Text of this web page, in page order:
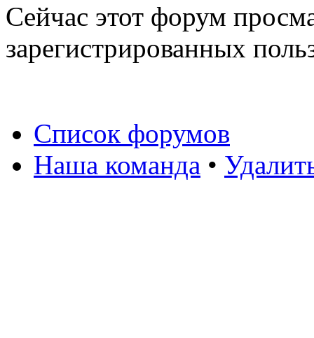
Сейчас этот форум
зарегистрированных
Список форумов
Наша команда •